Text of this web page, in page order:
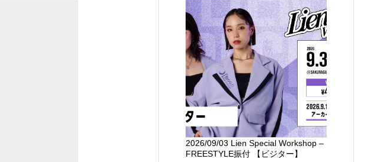
2026/09/03 Lien Special Workshop –
FREESTYLE振付 【ビジター】